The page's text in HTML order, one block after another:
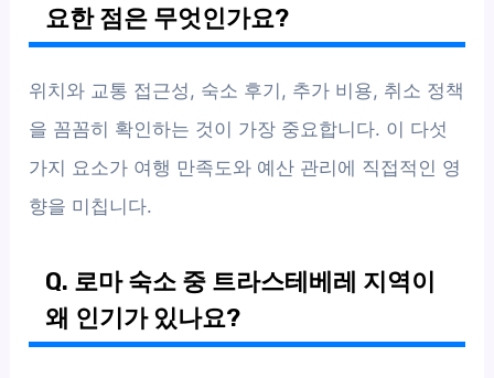
요한 점은 무엇인가요?
위치와 교통 접근성, 숙소 후기, 추가 비용, 취소 정책
을 꼼꼼히 확인하는 것이 가장 중요합니다. 이 다섯
가지 요소가 여행 만족도와 예산 관리에 직접적인 영
향을 미칩니다.
Q. 로마 숙소 중 트라스테베레 지역이
왜 인기가 있나요?